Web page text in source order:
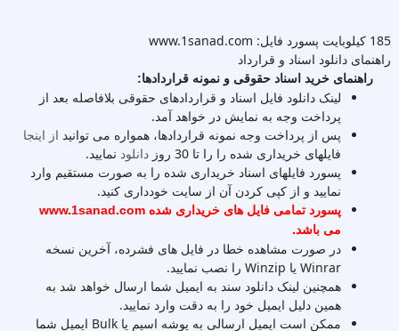
185 کیلوبایت
پسورد فایل: www.1sanad.com
راهنمای دانلود اسناد و قرارداد
راهنمای خرید اسناد حقوقی و نمونه قراردادها:
لینک دانلود فایل اسناد و قراردادهای حقوقی بلافاصله بعد از
پرداخت وجه به نمایش در خواهد آمد.
پس از پرداخت وجه نمونه قراردادها، همواره می توانید از اینجا
فایلهای خریداری شده را را تا 30 روز
دانلود نمایید.
پسورد فایلهای اسناد خریداری شده را به صورت مستقیم وارد
نمایید و از کپی کردن آن از سایت خودداری کنید.
پسورد تمامی فایل های خریداری شده www.1sanad.com
می باشد.
در صورت مشاهده خطا در فایل های فشرده، آخرین نسخه
Winrar یا Winzip را نصب نمایید.
همچنین لینک دانلود سند به ایمیل شما ارسال خواهد شد به
همین دلیل ایمیل خود را به دقت وارد نمایید.
ممکن است ایمیل ارسالی به پوشه اسپم یا Bulk ایمیل شما